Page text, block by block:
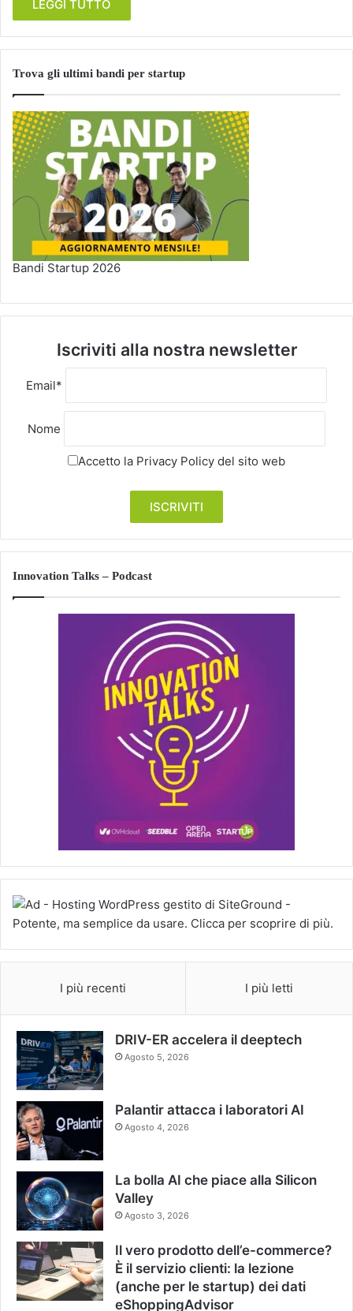
LEGGI TUTTO
Trova gli ultimi bandi per startup
Bandi Startup 2026
Iscriviti alla nostra newsletter
Email*
Nome
Accetto la Privacy Policy del sito web
Innovation Talks – Podcast
I più recenti I più letti
DRIV-ER accelera il deeptech
Agosto 5, 2026
Palantir attacca i laboratori AI
Agosto 4, 2026
La bolla AI che piace alla Silicon
Valley
Agosto 3, 2026
Il vero prodotto dell’e-commerce?
È il servizio clienti: la lezione
(anche per le startup) dei dati
eShoppingAdvisor